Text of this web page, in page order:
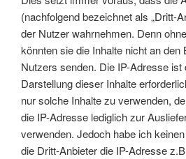
(nachfolgend bezeichnet als „Dritt-
der Nutzer wahrnehmen. Denn
könnten sie die Inhalte nicht an
Nutzers senden. Die IP-Adresse ist
Darstellung dieser Inhalte
nur solche Inhalte zu verwenden,
die IP-Adresse lediglich zur
verwenden. Jedoch habe ich
die Dritt-Anbieter die IP-Adresse